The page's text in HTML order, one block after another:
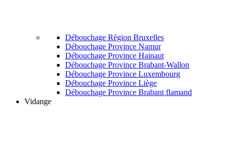
Débouchage Région Bruxelles
Débouchage Province Namur
Débouchage Province Hainaut
Débouchage Province Brabant-Wallon
Débouchage Province Luxembourg
Débouchage Province Liège
Débouchage Province Brabant flamand
Vidange